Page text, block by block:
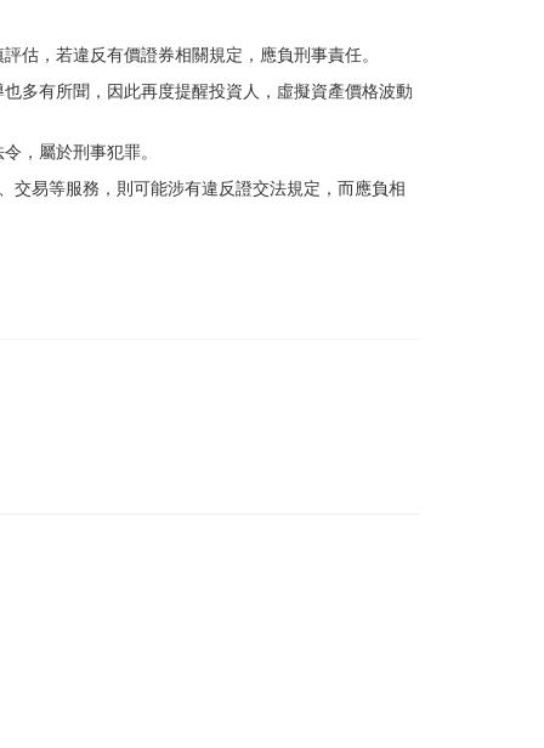
估，若違反有價證券相關規定，應負刑事責任。
多有所聞，因此再度提醒投資人，虛擬資產價格波動
，屬於刑事犯罪。
交易等服務，則可能涉有違反證交法規定，而應負相